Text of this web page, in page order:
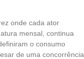
onde cada ator
mensal, continua
o consumo
de uma concorrência